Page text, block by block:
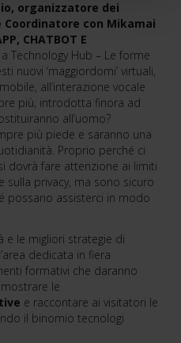
organizzatore dei
Coordinatore con Mikamai
CHATBOT E
a Technology Hub – Le forme
nuovi ‘maggiordomi’ virtuali,
all’interazione vocale
più, introdotta finora ad
all’uomo?
più piede e saranno una
Proprio perché ci
dovrà fare attenzione ai limiti
privacy, ma sono sicuro
possano assisterci in modo
e le migliori strategie di
dedicata in fiera
formativi che daranno
le
e raccontare ai visitatori le
il binomio tecnologi